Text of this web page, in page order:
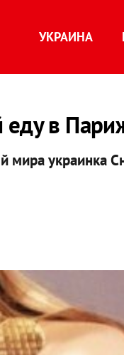
УКРАИНА
еду в
мира украинка